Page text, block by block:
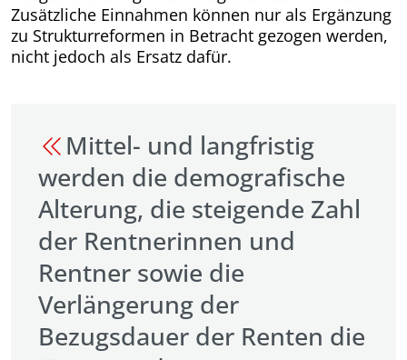
Zusätzliche Einnahmen können nur als Ergänzung
zu Strukturreformen in Betracht gezogen werden,
nicht jedoch als Ersatz dafür.
Mittel- und langfristig
werden die demografische
Alterung, die steigende Zahl
der Rentnerinnen und
Rentner sowie die
Verlängerung der
Bezugsdauer der Renten die